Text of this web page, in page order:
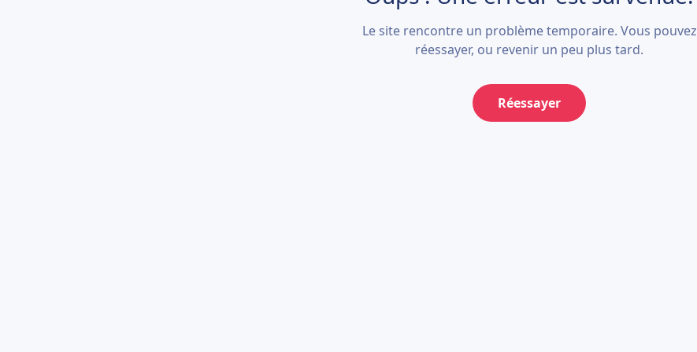
Le site rencontre un problème temporaire. Vous pouvez
réessayer, ou revenir un peu plus tard.
Réessayer